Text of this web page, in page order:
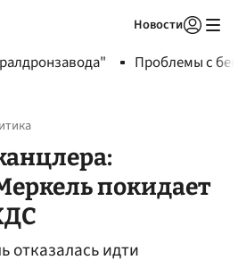
Новости
Проблемы с
покидает
идти